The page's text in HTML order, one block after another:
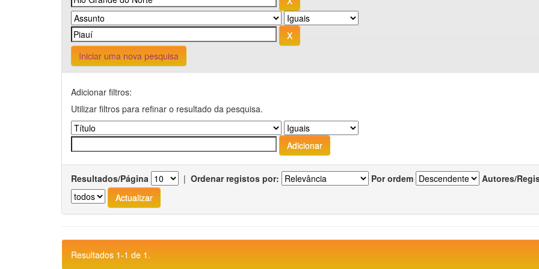
Iniciar uma nova pesquisa
Adicionar filtros:
Utilizar filtros para refinar o resultado da pesquisa.
Resultados/Página | Ordenar registos por: Por ordem Autores/
Resultados 1-1 de 1.